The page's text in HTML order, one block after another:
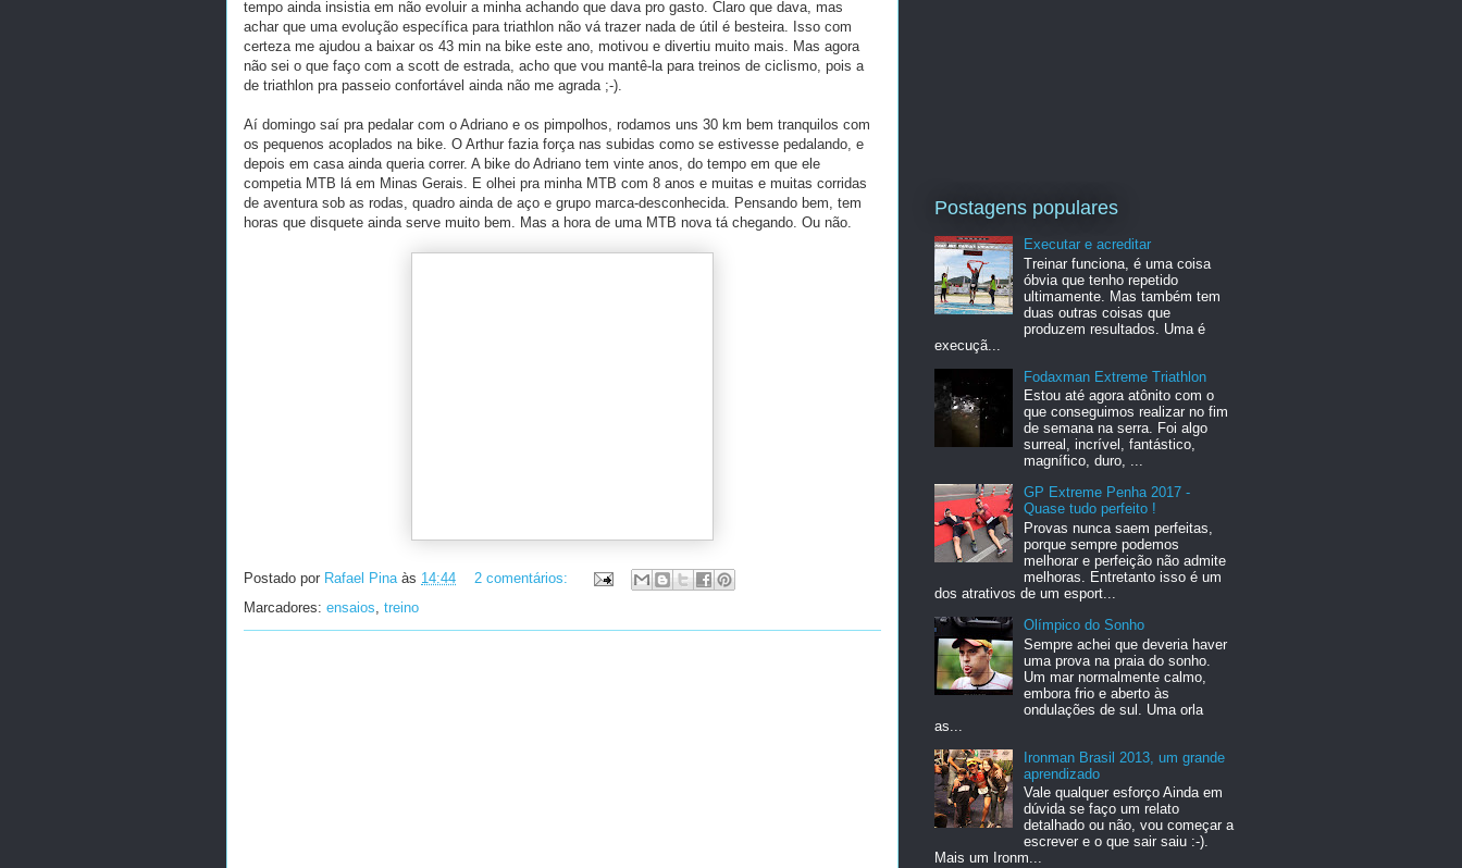
tempo ainda insistia em não evoluir a minha achando que dava pro gasto. Claro que dava, mas
achar que uma evolução específica para triathlon não vá trazer nada de útil é besteira. Isso com
certeza me ajudou a baixar os 43 min na bike este ano, motivou e divertiu muito mais. Mas agora
não sei o que faço com a scott de estrada, acho que vou mantê-la para treinos de ciclismo, pois a
de triathlon pra passeio confortável ainda não me agrada ;-).
Aí domingo saí pra pedalar com o Adriano e os pimpolhos, rodamos uns 30 km bem tranquilos com
os pequenos acoplados na bike. O Arthur fazia força nas subidas como se estivesse pedalando, e
depois em casa ainda queria correr. A bike do Adriano tem vinte anos, do tempo em que ele
competia MTB lá em Minas Gerais. E olhei pra minha MTB com 8 anos e muitas e muitas corridas
de aventura sob as rodas, quadro ainda de aço e grupo marca-desconhecida. Pensando bem, tem
horas que disquete ainda serve muito bem. Mas a hora de uma MTB nova tá chegando. Ou não.
Postado por Rafael Pina às 14:44
2 comentários:
Marcadores: ensaios treino
Postagens populares
Executar e acreditar
Treinar funciona, é uma coisa
óbvia que tenho repetido
ultimamente. Mas também tem
duas outras coisas que
produzem resultados. Uma é
execuçã...
Fodaxman Extreme Triathlon
Estou até agora atônito com o
que conseguimos realizar no fim
de semana na serra. Foi algo
surreal, incrível, fantástico,
magnífico, duro, ...
GP Extreme Penha 2017 -
Quase tudo perfeito !
Provas nunca saem perfeitas,
porque sempre podemos
melhorar e perfeição não admite
melhoras. Entretanto isso é um
dos atrativos de um esport...
Olímpico do Sonho
Sempre achei que deveria haver
uma prova na praia do sonho.
Um mar normalmente calmo,
embora frio e aberto às
ondulações de sul. Uma orla
as...
Ironman Brasil 2013, um grande
aprendizado
Vale qualquer esforço Ainda em
dúvida se faço um relato
detalhado ou não, vou começar a
escrever e o que sair saiu :-).
Mais um Ironm...